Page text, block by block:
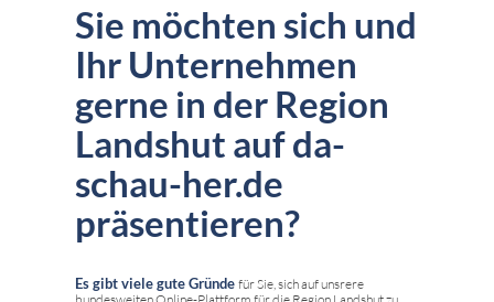
Sie möchten sich und
Ihr Unternehmen
gerne in der Region
Landshut auf da-
schau-her.de
präsentieren?
Es gibt viele gute Gründe für Sie, sich auf unsrere